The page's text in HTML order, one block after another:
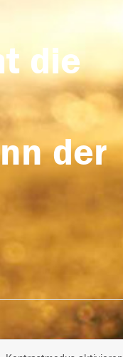
die
der